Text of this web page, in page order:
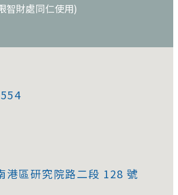
智財處同仁使用)
港區研究院路二段 128 號